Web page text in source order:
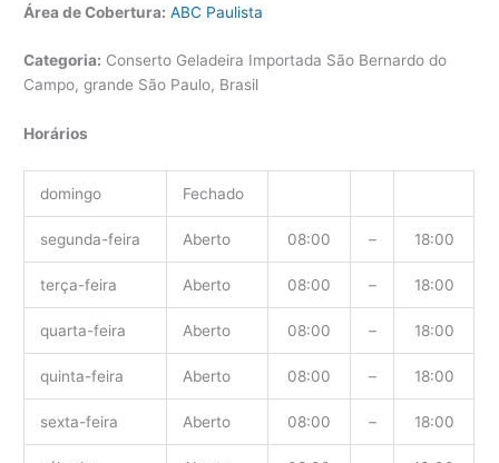
Área de Cobertura: ABC Paulista
Categoria: Conserto Geladeira Importada São Bernardo do
Campo, grande São Paulo, Brasil
Horários
domingo Fechado
segunda-feira Aberto 08:00 – 18:00
terça-feira Aberto 08:00 – 18:00
quarta-feira Aberto 08:00 – 18:00
quinta-feira Aberto 08:00 – 18:00
sexta-feira Aberto 08:00 – 18:00